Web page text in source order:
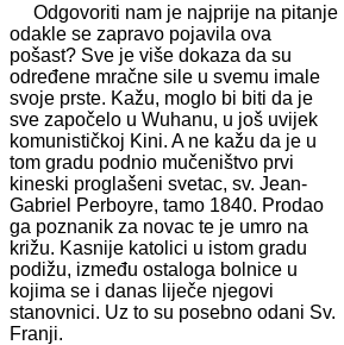
Odgovoriti nam je najprije na pitanje
odakle se zapravo pojavila ova
pošast? Sve je više dokaza da su
određene mračne sile u svemu imale
svoje prste. Kažu, moglo bi biti da je
sve započelo u Wuhanu, u još uvijek
komunističkoj Kini. A ne kažu da je u
tom gradu podnio mučeništvo prvi
kineski proglašeni svetac, sv. Jean-
Gabriel Perboyre, tamo 1840. Prodao
ga poznanik za novac te je umro na
križu. Kasnije katolici u istom gradu
podižu, između ostaloga bolnice u
kojima se i danas liječe njegovi
stanovnici. Uz to su posebno odani Sv.
Franji.